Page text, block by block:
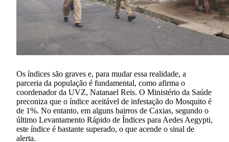
Os índices são graves e, para mudar essa realidade, a
parceria da população é fundamental, como afirma o
coordenador da UVZ, Natanael Reis. O Ministério da Saúde
preconiza que o índice aceitável de infestação do Mosquito é
de 1%. No entanto, em alguns bairros de Caxias, segundo o
último Levantamento Rápido de Índices para Aedes Aegypti,
este índice é bastante superado, o que acende o sinal de
alerta.